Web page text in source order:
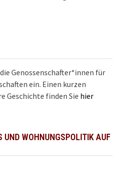
Genossenschafter*innen für
ein. Einen kurzen
Geschichte finden Sie hier
UND WOHNUNGSPOLITIK AUF